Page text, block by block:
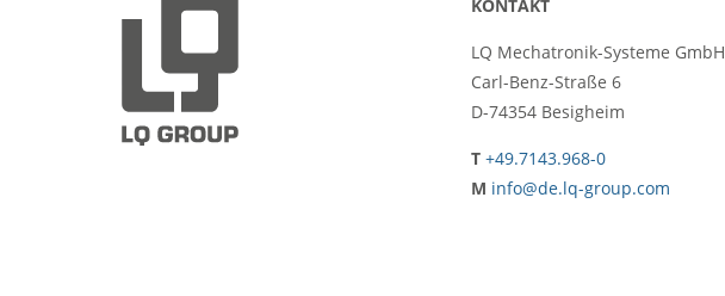
KONTAKT
LQ Mechatronik-Systeme GmbH
Carl-Benz-Straße 6
D-74354 Besigheim
T +49.7143.968-0
M info@de.lq-group.com